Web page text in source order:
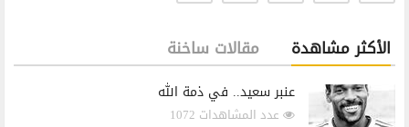
الأكثر مشاهدة مقالات ساخنة
عنبر سعيد.. في ذمة الله
عدد المشاهدات 1072